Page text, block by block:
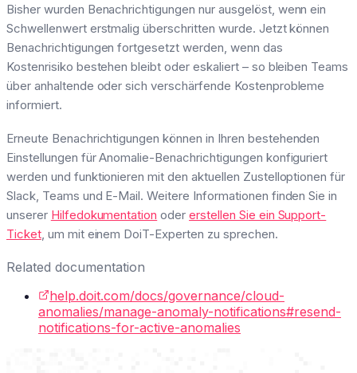
Bisher wurden Benachrichtigungen nur ausgelöst, wenn ein
Schwellenwert erstmalig überschritten wurde. Jetzt können
Benachrichtigungen fortgesetzt werden, wenn das
Kostenrisiko bestehen bleibt oder eskaliert – so bleiben Teams
über anhaltende oder sich verschärfende Kostenprobleme
informiert.
Erneute Benachrichtigungen können in Ihren bestehenden
Einstellungen für Anomalie-Benachrichtigungen konfiguriert
werden und funktionieren mit den aktuellen Zustelloptionen für
Slack, Teams und E-Mail. Weitere Informationen finden Sie in
unserer Hilfedokumentation odererstellen Sie ein Support-
Ticket, um mit einem DoiT-Experten zu sprechen.
Related documentation
help.doit.com/docs/governance/cloud-
anomalies/manage-anomaly-notifications#resend-
notifications-for-active-anomalies